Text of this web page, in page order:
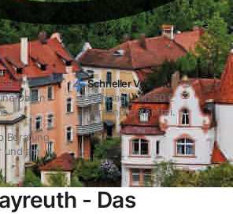
Daten
Schneller Versand 1–3
Werktage. Ab 50 €
versandkostenfrei.
Beratung
und am
- Das